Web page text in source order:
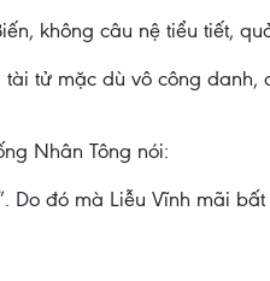
không câu nệ tiểu tiết,
tử mặc dù vô công
Nhân Tông nói:
Do đó mà Liễu Vĩnh mãi